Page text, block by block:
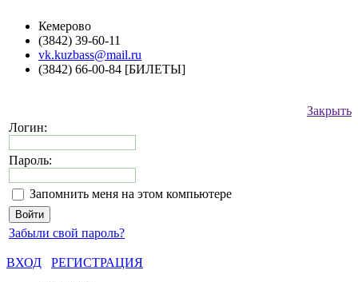
Кемерово
(3842) 39-60-11
vk.kuzbass@mail.ru
(3842) 66-00-84 [БИЛЕТЫ]
Закрыть
Логин:
Пароль:
Запомнить меня на этом компьютере
Забыли свой пароль?
ВХОД
РЕГИСТРАЦИЯ